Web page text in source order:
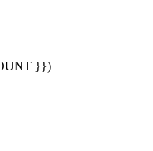
}})